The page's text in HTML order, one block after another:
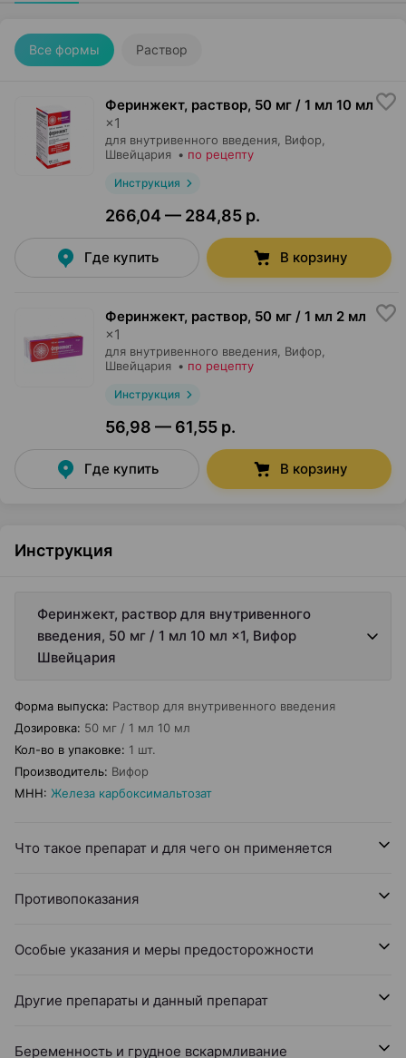
Все формы Раствор
Феринжект, раствор, 50 мг / 1 мл 10 мл
×1
для внутривенного введения, Вифор
Швейцария • по рецепту
Инструкция
266,04 — 284,85 р.
Где купить В корзину
Феринжект, раствор, 50 мг / 1 мл 2 мл
×1
для внутривенного введения, Вифор
Швейцария • по рецепту
Инструкция
56,98 — 61,55 р.
Где купить В корзину
Инструкция
Феринжект, раствор для внутривенного
введения, 50 мг / 1 мл 10 мл ×1, Вифор
Швейцария
Форма выпуска: Раствор для внутривенного введения
Дозировка: 50 мг / 1 мл 10 мл
Кол-во в упаковке: 1 шт.
Производитель: Вифор
МНН: Железа карбоксимальтозат
Что такое препарат и для чего он применяется
Противопоказания
Особые указания и меры предосторожности
Другие препараты и данный препарат
Беременность и грудное вскармливание